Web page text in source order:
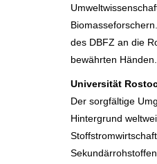
des DBFZ an die
bewährten
Universität
Der sorgfältige
Hintergrund